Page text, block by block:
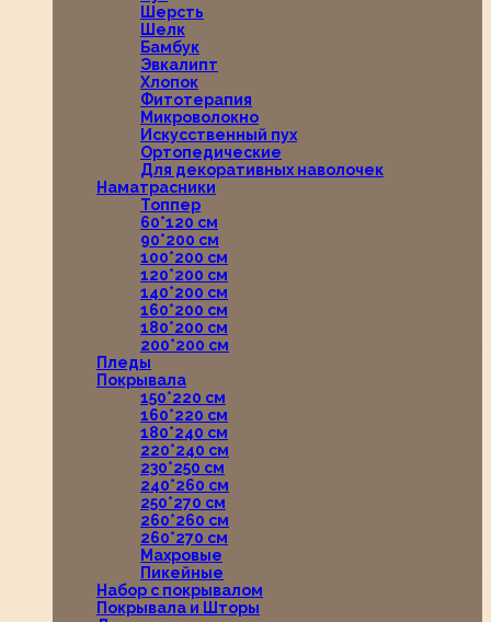
Шерсть
Шелк
Бамбук
Эвкалипт
Хлопок
Фитотерапия
Микроволокно
Искусственный пух
Ортопедические
Для декоративных наволочек
Наматрасники
Топпер
60*120 см
90*200 см
100*200 см
120*200 см
140*200 см
160*200 см
180*200 см
200*200 см
Пледы
Покрывала
150*220 см
160*220 см
180*240 см
220*240 см
230*250 см
240*260 см
250*270 см
260*260 см
260*270 см
Махровые
Пикейные
Набор с покрывалом
Покрывала и Шторы